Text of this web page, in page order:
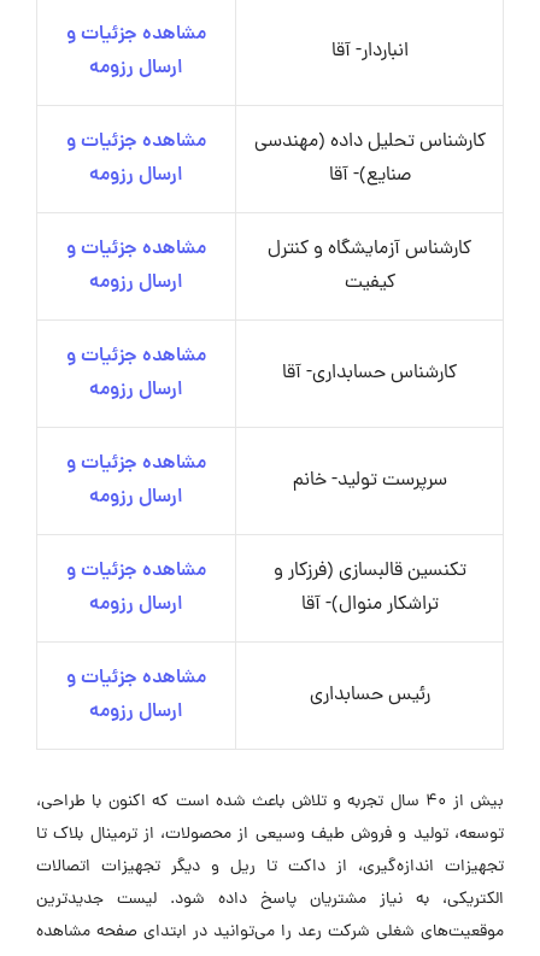
انباردار- آقا
مشاهده جزئیات و
ارسال رزومه
کارشناس تحلیل داده (مهندسی
صنایع)- آقا
مشاهده جزئیات و
ارسال رزومه
کارشناس آزمایشگاه و کنترل
کیفیت
مشاهده جزئیات و
ارسال رزومه
کارشناس حسابداری- آقا
مشاهده جزئیات و
ارسال رزومه
سرپرست تولید- خانم
مشاهده جزئیات و
ارسال رزومه
تکنسین قالبسازی (فرزکار و
تراشکار منوال)- آقا
مشاهده جزئیات و
ارسال رزومه
رئیس حسابداری
مشاهده جزئیات و
ارسال رزومه
بیش از 40 سال تجربه و تلاش باعث شده است که اکنون با طراحی،
توسعه، تولید و فروش طیف وسیعی از محصولات، از ترمینال بلاک تا
تجهیزات اندازه‌گیری، از داکت تا ریل و دیگر تجهیزات اتصالات
الکتریکی، به نیاز مشتریان پاسخ داده شود. لیست جدیدترین
موقعیت‌های شغلی شرکت رعد را می‌توانید در ابتدای صفحه مشاهده